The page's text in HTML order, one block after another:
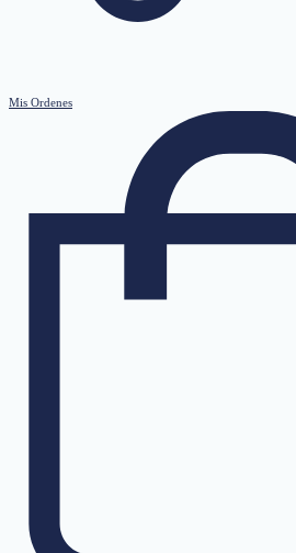
Mis Ordenes